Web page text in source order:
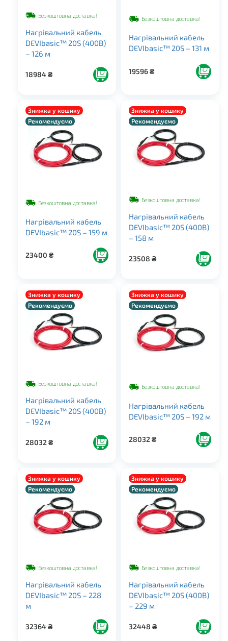
Безкоштовна доставка!
Нагрівальний кабель
DEVIbasic™ 20S (400В)
– 126 м
18984₴
Безкоштовна доставка!
Нагрівальний кабель
DEVIbasic™ 20S – 131 м
19596₴
Знижка у кошику
Рекомендуємо
Безкоштовна доставка!
Нагрівальний кабель
DEVIbasic™ 20S – 159 м
23400 ₴
Знижка у кошику
Рекомендуємо
Безкоштовна доставка!
Нагрівальний кабель
DEVIbasic™ 20S (400В)
– 158 м
23508 ₴
Знижка у кошику
Рекомендуємо
Безкоштовна доставка!
Нагрівальний кабель
DEVIbasic™ 20S (400В)
– 192 м
28032₴
Знижка у кошику
Рекомендуємо
Безкоштовна доставка!
Нагрівальний кабель
DEVIbasic™ 20S – 192 м
28032₴
Знижка у кошику
Рекомендуємо
Безкоштовна доставка!
Нагрівальний кабель
DEVIbasic™ 20S – 228
м
32364₴
Знижка у кошику
Рекомендуємо
Безкоштовна доставка!
Нагрівальний кабель
DEVIbasic™ 20S (400В)
– 229 м
32448 ₴